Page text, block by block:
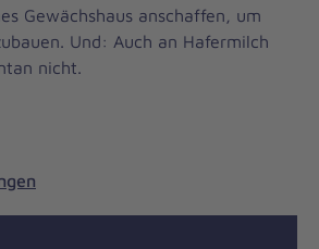
Gewächshaus anschaffen, um
Und: Auch an Hafermilch
nicht.